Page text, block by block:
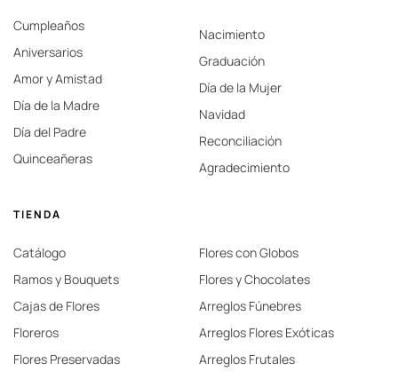
Cumpleaños
Aniversarios
Amor y Amistad
Día de la Madre
Día del Padre
Quinceañeras
Nacimiento
Graduación
Día de la Mujer
Navidad
Reconciliación
Agradecimiento
TIENDA
Catálogo
Ramos y Bouquets
Cajas de Flores
Floreros
Flores Preservadas
Flores con Globos
Flores y Chocolates
Arreglos Fúnebres
Arreglos Flores Exóticas
Arreglos Frutales